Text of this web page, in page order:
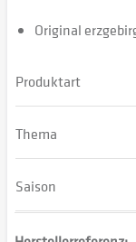
Original
Produktart
Thema
Saison